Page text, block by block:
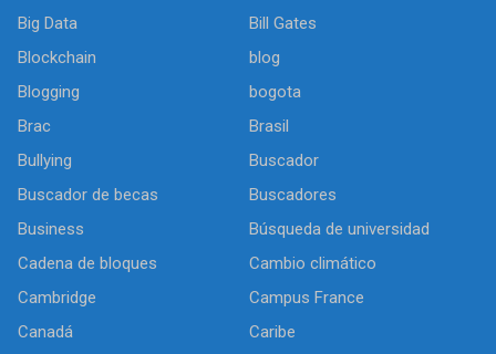
Big Data
Bill Gates
Blockchain
blog
Blogging
bogota
Brac
Brasil
Bullying
Buscador
Buscador de becas
Buscadores
Business
Búsqueda de universidad
Cadena de bloques
Cambio climático
Cambridge
Campus France
Canadá
Caribe